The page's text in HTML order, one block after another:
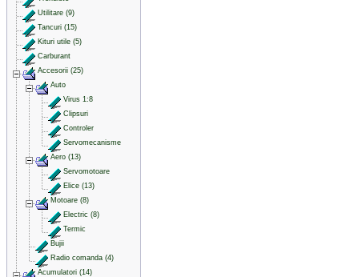
Utilitare (9)
Tancuri (15)
Kituri utile (5)
Carburant
Accesorii (25)
Auto
Virus 1:8
Clipsuri
Controler
Servomecanisme
Aero (13)
Servomotoare
Elice (13)
Motoare (8)
Electric (8)
Termic
Bujii
Radio comanda (4)
Acumulatori (14)